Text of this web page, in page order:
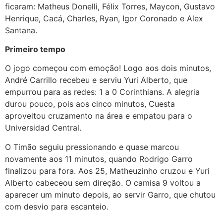
ficaram: Matheus Donelli, Félix Torres, Maycon, Gustavo
Henrique, Cacá, Charles, Ryan, Igor Coronado e Alex
Santana.
Primeiro tempo
O jogo começou com emoção! Logo aos dois minutos,
André Carrillo recebeu e serviu Yuri Alberto, que
empurrou para as redes: 1 a 0 Corinthians. A alegria
durou pouco, pois aos cinco minutos, Cuesta
aproveitou cruzamento na área e empatou para o
Universidad Central.
O Timão seguiu pressionando e quase marcou
novamente aos 11 minutos, quando Rodrigo Garro
finalizou para fora. Aos 25, Matheuzinho cruzou e Yuri
Alberto cabeceou sem direção. O camisa 9 voltou a
aparecer um minuto depois, ao servir Garro, que chutou
com desvio para escanteio.